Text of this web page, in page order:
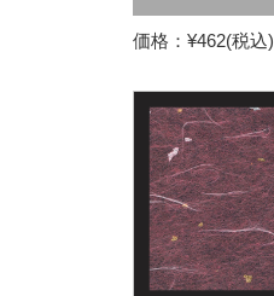
価格：¥462(税込)